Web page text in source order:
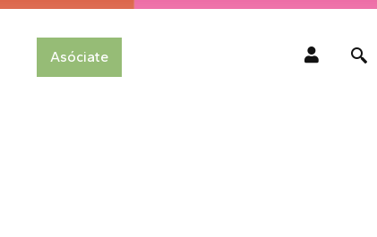
Asóciate